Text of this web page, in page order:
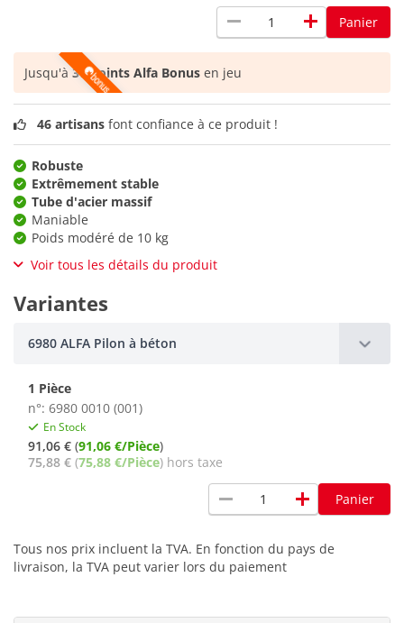
remove add Panier
Jusqu'à37 points Alfa Bonus en jeu
46 artisans font confiance à ce produit !
Robuste
Extrêmement stable
Tube d'acier massif
Maniable
Poids modéré de 10 kg
Voir tous les détails du produit
Variantes
6980 ALFA Pilon à béton
1 Pièce
n°: 6980 0010 (001)
En Stock
91,06 € (91,06 €/Pièce)
75,88 € (75,88 €/Pièce) hors taxe
remove add Panier
Tous nos prix incluent la TVA. En fonction du pays de
livraison, la TVA peut varier lors du paiement